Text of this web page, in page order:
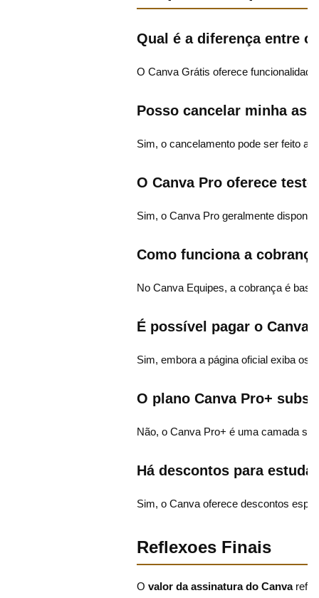
Qual é a diferença entre o
O Canva Grátis oferece
Posso cancelar minha
Sim, o cancelamento pode ser feito a
O Canva Pro oferece
Sim, o Canva Pro geralmente
Como funciona a
No Canva Equipes, a cobrança é
É possível pagar o Canva
Sim, embora a página oficial exiba os
O plano Canva Pro+
Não, o Canva Pro+ é uma camada
Há descontos para
Sim, o Canva oferece descontos
Reflexoes Finais
O valor da assinatura do Canva